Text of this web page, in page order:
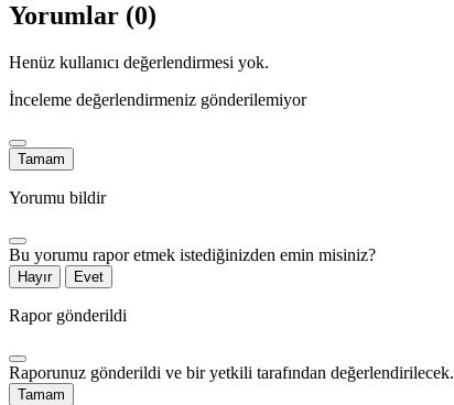
Yorumlar (0)
Henüz kullanıcı değerlendirmesi yok.
İnceleme değerlendirmeniz gönderilemiyor
Tamam
Yorumu bildir
Bu yorumu rapor etmek istediğinizden emin misiniz?
Hayır Evet
Rapor gönderildi
Raporunuz gönderildi ve bir yetkili tarafından değerlendirilecek.
Tamam